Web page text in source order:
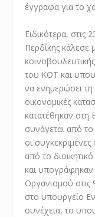
έγγραφα για το
Ειδικότερα,
Περδίκης κάλεσε
του ΚΟΤ και
να ενημερώσει
οικονομικές
κατατέθηκαν
συνάγεται από
οι συγκεκριμένες
από το
και υπογράφηκαν
Οργανισμού
στο υπουργείο
συνέχεια, το